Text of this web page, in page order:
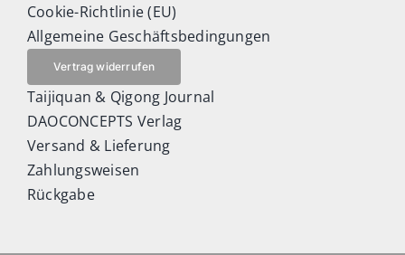
Cookie-Richtlinie (EU)
Allgemeine Geschäftsbedingungen
Vertrag widerrufen
Taijiquan & Qigong Journal
DAOCONCEPTS Verlag
Versand & Lieferung
Zahlungsweisen
Rückgabe